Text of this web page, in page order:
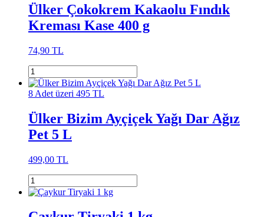
Ülker Çokokrem Kakaolu Fındık
Kreması Kase 400 g
74,90 TL
8 Adet üzeri 495 TL
Ülker Bizim Ayçiçek Yağı Dar Ağız
Pet 5 L
499,00 TL